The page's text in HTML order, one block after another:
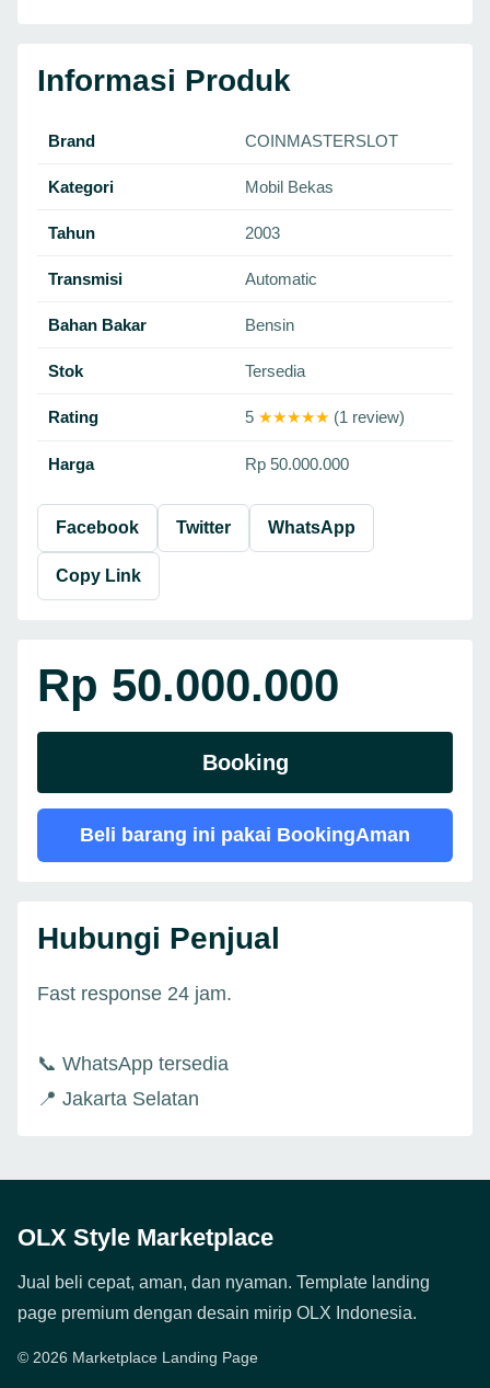
Informasi Produk
Brand COINMASTERSLOT
Kategori Mobil Bekas
Tahun 2003
Transmisi Automatic
Bahan Bakar Bensin
Stok Tersedia
Rating 5 ★★★★★ (1 review)
Harga Rp 50.000.000
Facebook Twitter WhatsApp
Copy Link
Rp 50.000.000
Booking
Beli barang ini pakai BookingAman
Hubungi Penjual
Fast response 24 jam.
📞 WhatsApp tersedia
📍 Jakarta Selatan
OLX Style Marketplace
Jual beli cepat, aman, dan nyaman. Template landing
page premium dengan desain mirip OLX Indonesia.
© 2026 Marketplace Landing Page